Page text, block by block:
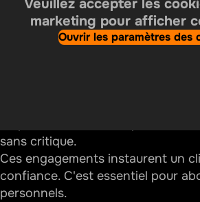
Quelles mesures peuvent être
l’accès aux jeux ?
Quelle est la mission de Joueurs
Veuillez accepter les
marketing pour afficher
Ouvrir les paramètres des
Anonymat et confidentialité: Les
totalement secrets. Vous pouvez
peur du jugement ;
sans critique.
Ces engagements instaurent un
confiance. C'est essentiel pour
personnels.